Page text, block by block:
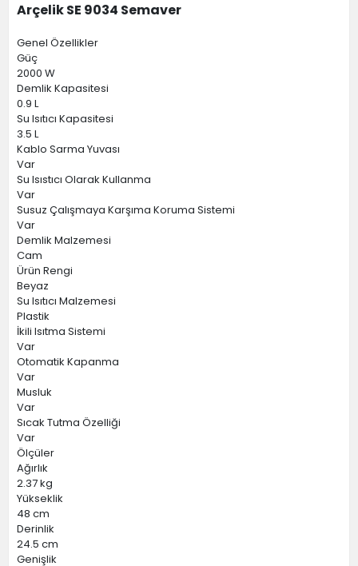
Arçelik SE 9034 Semaver
Genel Özellikler
Güç
2000 W
Demlik Kapasitesi
0.9 L
Su Isıtıcı Kapasitesi
3.5 L
Kablo Sarma Yuvası
Var
Su Isıstıcı Olarak Kullanma
Var
Susuz Çalışmaya Karşıma Koruma Sistemi
Var
Demlik Malzemesi
Cam
Ürün Rengi
Beyaz
Su Isıtıcı Malzemesi
Plastik
İkili Isıtma Sistemi
Var
Otomatik Kapanma
Var
Musluk
Var
Sıcak Tutma Özelliği
Var
Ölçüler
Ağırlık
2.37 kg
Yükseklik
48 cm
Derinlik
24.5 cm
Genişlik